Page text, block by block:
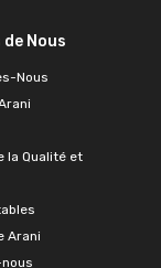
Nous
Nous
la Qualité et
Arani